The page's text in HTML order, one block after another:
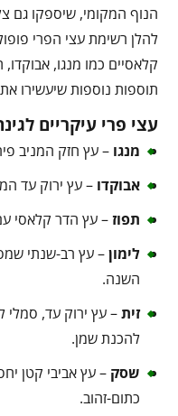
הנוף המקומי, שיספקו גם
להלן רשימת עצי הפרי
קלאסיים כמו מנגו, אבוקדו,
תוספות נוספות שיעשירו
עצי פרי עיקריים
מנגו – עץ חזק המניב
אבוקדו – עץ ירוק עד
תפוז– עץ הדר קלאסי
לימון– עץ רב-שנתי
השנה.
זית– עץ ירוק עד, סמלי
להכנת שמן.
שסק – עץ אביבי קטן
כתום-זהוב.